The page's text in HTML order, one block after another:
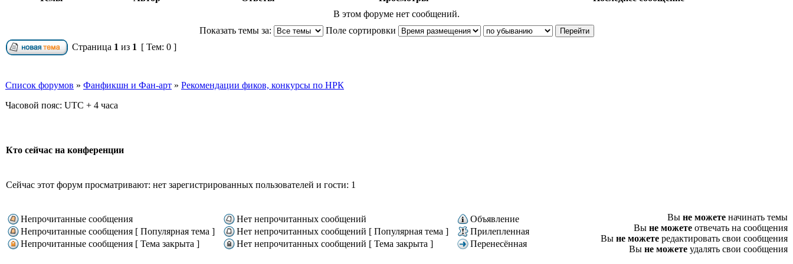
В этом форуме нет сообщений.
Показать темы за:
Поле сортировки
Страница 1 из 1 [ Тем: 0 ]
Список форумов » Фанфикшн и Фан-арт » Рекомендации фиков, конкурсы по НРК
Часовой пояс: UTC + 4 часа
Кто сейчас на конференции
Сейчас этот форум просматривают: нет зарегистрированных пользователей и гости: 1
Непрочитанные сообщения Нет непрочитанных сообщений
Объявление
Непрочитанные сообщения [ Популярная тема ]
Нет непрочитанных сообщений [ Популярная тема ]
Прилепленная
Непрочитанные сообщения [ Тема закрыта ]
Нет непрочитанных сообщений [ Тема закрыта ] Перенесённая
Вы не можете начинать темы
Вы не можете отвечать на сообщения
Вы не можете редактировать свои сообщения
Вы не можете удалять свои сообщения